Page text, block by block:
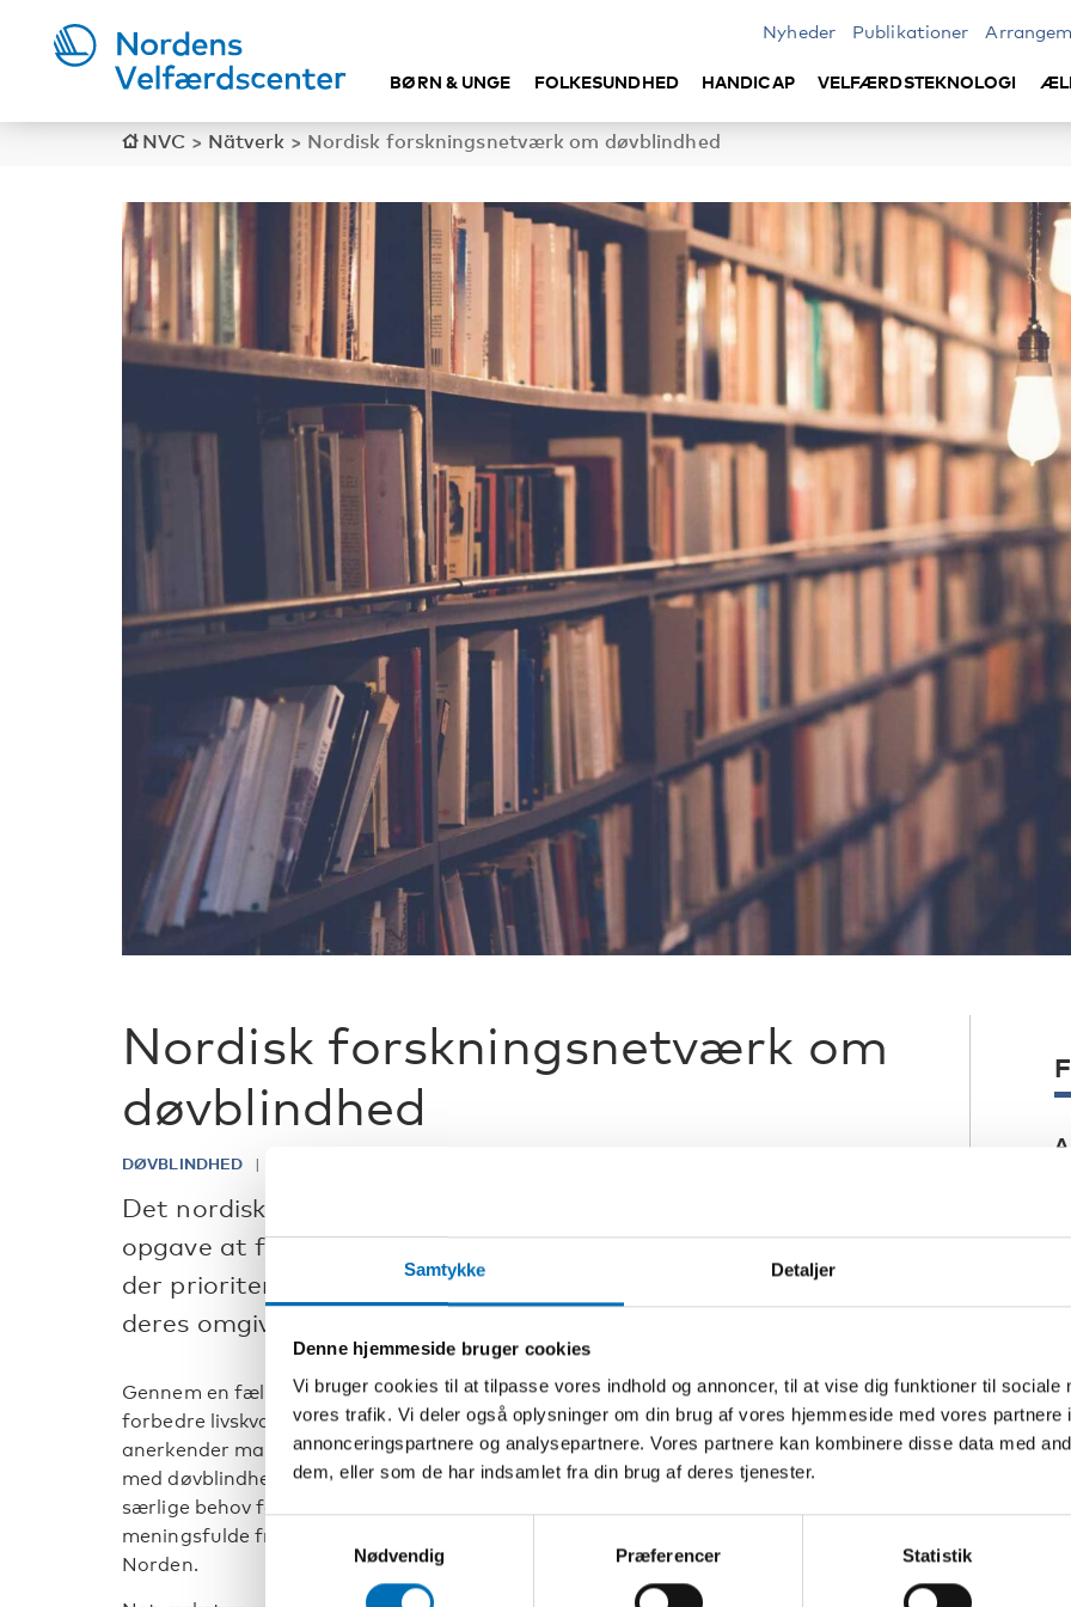
Samtykke Detaljer
Denne hjemmeside bruger cookies
Vi bruger cookies til at tilpasse vores indhold og annoncer, til at vise dig funktioner til sociale
vores trafik. Vi deler også oplysninger om din brug af vores hjemmeside med vores partnere
annonceringspartnere og analysepartnere. Vores partnere kan kombinere disse data med
dem, eller som de har indsamlet fra din brug af deres tjenester.
Nødvendig
Præferencer Statistik
Nyheder Publikationer
BØRN & UNGE FOLKESUNDHED HANDICAP VELFÆRDSTEKNOLOGI
NVC > Nätverk > Nordisk forskningsnetværk om døvblindhed
Nordisk forskningsnetværk om
døvblindhed
DØVBLINDHED
Det nordiske forskningsnetværk om døvblindhed har som
opgave at fremme et samarbejdsorienteret forskningsmiljø,
der prioriterer behovene hos personer med døvblindhed og
deres omgivelser.
Gennem en fælles indsats ønsker vi at fremme forståelsen, påvirke politikken og
forbedre livskvaliteten for denne særlige del af befolkningen. Det er vigtigt, at vi
anerkender mangfoldigheden og individualiteten hos hver enkelt person, der lever
med døvblindhed, og fremmer skræddersyede indsatser, der respekterer deres
særlige behov for kommunikation og støtte. Sammen sigter vi mod at gøre
meningsfulde fremskridt i håndteringen af kompleksiteten ved døvblindhed i
Norden.